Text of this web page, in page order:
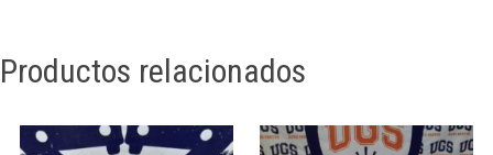
Productos relacionados